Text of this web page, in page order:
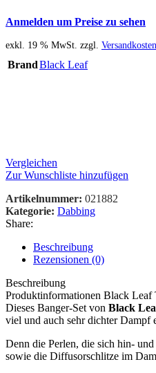
Anmelden um Preise zu sehen
exkl. 19 % MwSt. zzgl. Versandkosten
BrandBlack Leaf
Vergleichen
Zur Wunschliste hinzufügen
Artikelnummer: 021882
Kategorie: Dabbing
Share:
Beschreibung
Rezensionen (0)
Beschreibung
Produktinformationen Black Leaf
Dieses Banger-Set von Black
viel und auch sehr dichter Dampf
Denn die Perlen, die sich hin-
sowie die Diffusorschlitze im